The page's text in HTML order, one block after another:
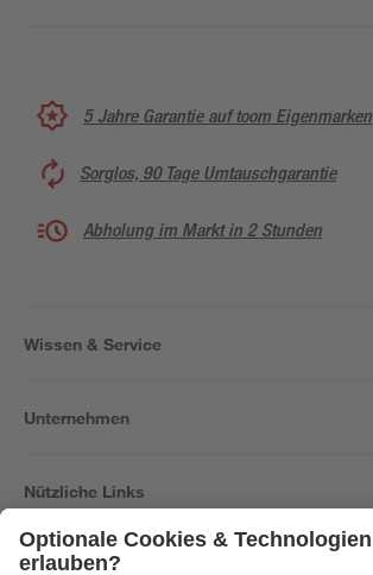
5 Jahre Garantie auf toom Eigenmarken
Sorglos, 90 Tage Umtauschgarantie
Abholung im Markt in 2 Stunden
Wissen & Service
Unternehmen
Nützliche Links